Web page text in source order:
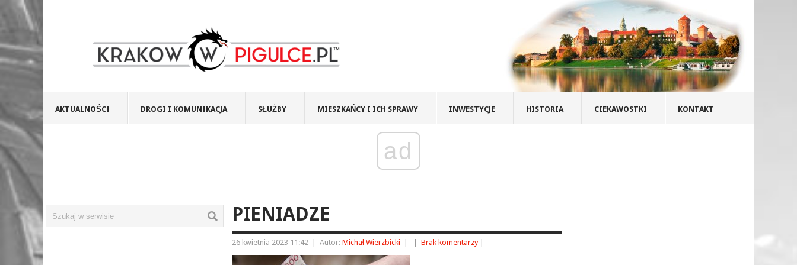
AKTUALNOŚCI DROGI I KOMUNIKACJA SŁUŻBY MIESZKAŃCY I ICH SPRAWY INWESTYCJE HISTORIA CIEKAWOSTKI KONTAKT
ad
PIENIADZE
26 kwietnia 2023 11:42 Autor: Michał Wierzbicki Brak komentarzy